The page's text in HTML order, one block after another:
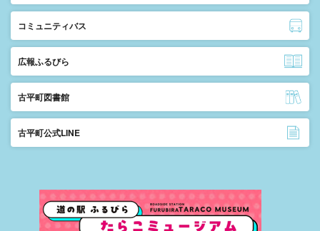
コミュニティバス
広報ふるびら
古平町図書館
古平町公式LINE